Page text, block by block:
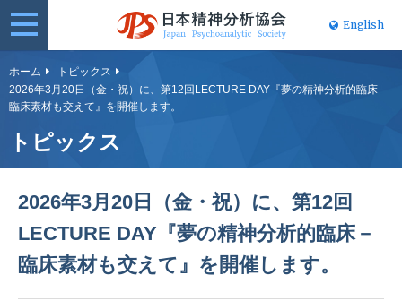
日本精神分
析協会
English
ホーム
トピックス
2026年3月20日（金・祝）に、第12回LECTURE DAY『夢の精神分析的臨床－
臨床素材も交えて』を開催します。
トピックス
2026年3月20日（金・祝）に、第12回
LECTURE DAY『夢の精神分析的臨床－
臨床素材も交えて』を開催します。